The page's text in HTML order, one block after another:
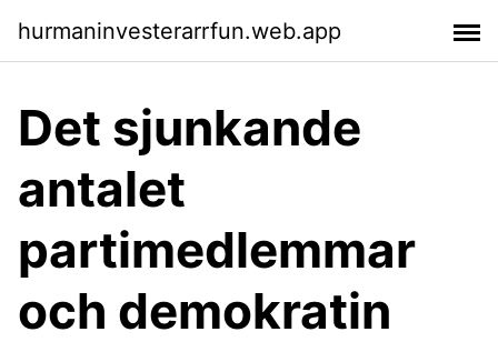
hurmaninvesterarrfun.web.app
Det sjunkande
antalet
partimedlemmar
och demokratin